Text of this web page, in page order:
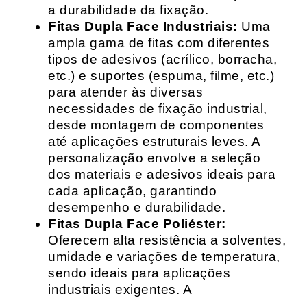
a durabilidade da fixação.
Fitas Dupla Face Industriais: Uma
ampla gama de fitas com diferentes
tipos de adesivos (acrílico, borracha,
etc.) e suportes (espuma, filme, etc.)
para atender às diversas
necessidades de fixação industrial,
desde montagem de componentes
até aplicações estruturais leves. A
personalização envolve a seleção
dos materiais e adesivos ideais para
cada aplicação, garantindo
desempenho e durabilidade.
Fitas Dupla Face Poliéster:
Oferecem alta resistência a solventes,
umidade e variações de temperatura,
sendo ideais para aplicações
industriais exigentes. A